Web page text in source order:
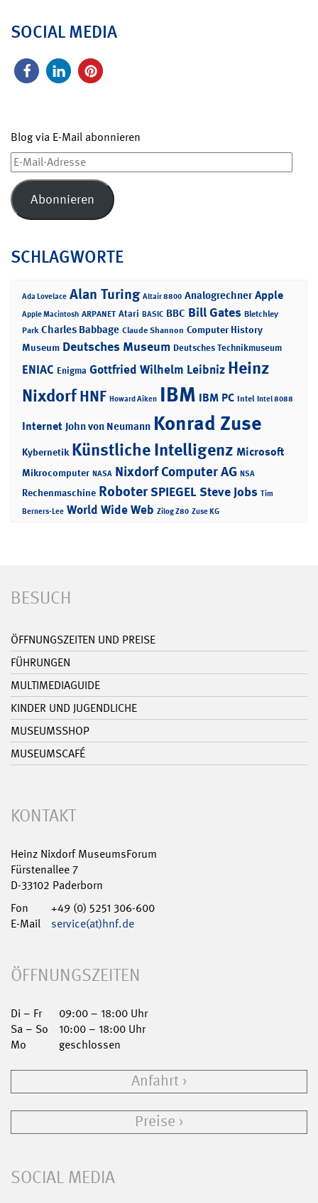
SOCIAL MEDIA
Blog via E-Mail abonnieren
E-
Mail-
Adresse
Abonnieren
SCHLAGWORTE
Ada Lovelace Alan Turing Altair 8800 Analogrechner Apple
Apple Macintosh ARPANET Atari BASIC BBC Bill Gates Bletchley
Park Charles Babbage Claude Shannon Computer History
Museum Deutsches Museum Deutsches Technikmuseum
ENIAC Enigma Gottfried Wilhelm Leibniz Heinz
NixdorfHNF Howard Aiken IBM IBM PC Intel Intel 8088
Internet John von Neumann Konrad Zuse
Kybernetik Künstliche Intelligenz Microsoft
Mikrocomputer NASA Nixdorf Computer AG NSA
Rechenmaschine RoboterSPIEGELSteve Jobs Tim
Berners-Lee World Wide Web Zilog Z80 Zuse KG
BESUCH
ÖFFNUNGSZEITEN UND PREISE
FÜHRUNGEN
MULTIMEDIAGUIDE
KINDER UND JUGENDLICHE
MUSEUMSSHOP
MUSEUMSCAFÉ
KONTAKT
Heinz Nixdorf MuseumsForum
Fürstenallee 7
D-33102 Paderborn
Fon
+49 (0) 5251 306-600
E-Mail
service(at)hnf.de
ÖFFNUNGSZEITEN
Di – Fr
09:00 – 18:00 Uhr
Sa – So
10:00 – 18:00 Uhr
Mo
geschlossen
Anfahrt
Preise
SOCIAL MEDIA